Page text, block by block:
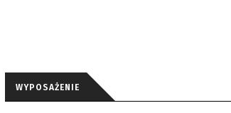
WYPOSAŻENIE